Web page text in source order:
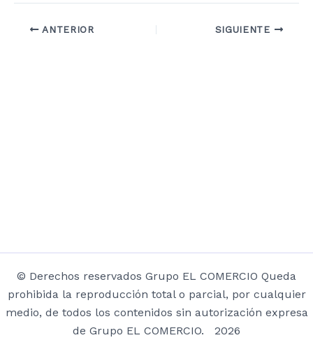
ANTERIOR SIGUIENTE
© Derechos reservados Grupo EL COMERCIO Queda
prohibida la reproducción total o parcial, por cualquier
medio, de todos los contenidos sin autorización expresa
de Grupo EL COMERCIO. 2026